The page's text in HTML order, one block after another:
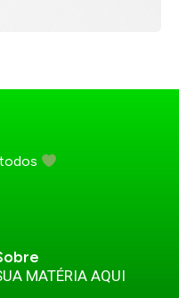
MATÉRIA AQUI